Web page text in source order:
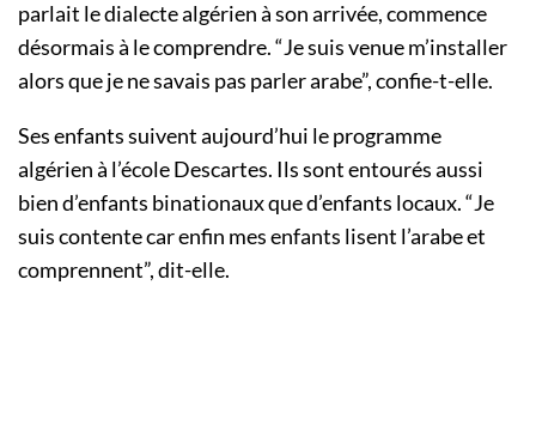
parlait le dialecte algérien à son arrivée, commence
désormais à le comprendre. “Je suis venue m’installer
alors que je ne savais pas parler arabe”, confie-t-elle.
Ses enfants suivent aujourd’hui le programme
algérien à l’école Descartes. Ils sont entourés aussi
bien d’enfants binationaux que d’enfants locaux. “Je
suis contente car enfin mes enfants lisent l’arabe et
comprennent”, dit-elle.